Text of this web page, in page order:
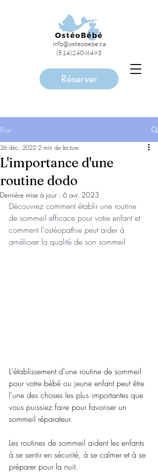
info@osteobebe.ca
(514)240-8493
Réserver
Post
L'importance d'une
routine dodo
26 déc. 2022 2 min de lecture
Dernière mise à jour : 6 avr. 2023
Découvrez comment établir une routine
de sommeil efficace pour votre enfant et
comment l'ostéopathie peut aider à
améliorer la qualité de son sommeil
L'établissement d'une routine de sommeil
pour votre bébé ou jeune enfant peut être
l'une des choses les plus importantes que
vous puissiez faire pour favoriser un
sommeil réparateur.
Les routines de sommeil aident les enfants
à se sentir en sécurité, à se calmer et à se
préparer pour la nuit.